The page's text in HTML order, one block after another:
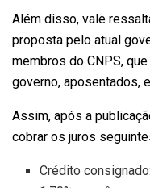
Além disso, vale
proposta pelo atual
membros do CNPS,
governo, aposentados,
Assim, após a
cobrar os juros
Crédito